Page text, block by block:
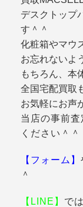
デスクトップ
す＾＾
化粧箱やマウ
お忘れないよ
もちろん、本
全国宅配買取
お気軽にお声
当店の事前
ください＾＾
【フォーム】
＾
【LINE】 で